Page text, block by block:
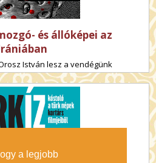
a legjobb
és állóképei az
István lesz a vendégünk